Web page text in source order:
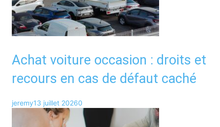
Achat voiture occasion : droits et
recours en cas de défaut caché
jeremy13 juillet 20260